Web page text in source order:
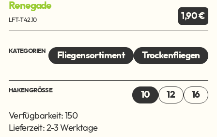
Renegade
LFT-T42.10 1,90 €
KATEGORIEN Fliegensortiment Trockenfliegen
HAKENGRÖSSE 10 12 16
Verfügbarkeit: 150
Lieferzeit: 2-3 Werktage